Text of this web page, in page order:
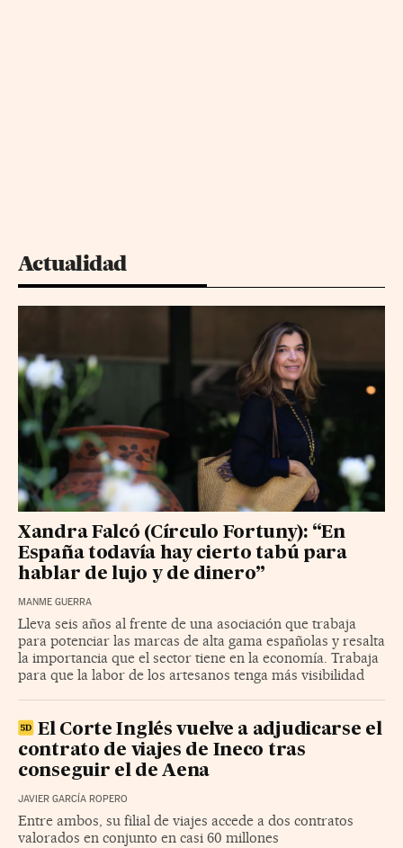
Actualidad
Xandra Falcó (Círculo Fortuny): “En
España todavía hay cierto tabú para
hablar de lujo y de dinero”
MANME GUERRA
Lleva seis años al frente de una asociación que trabaja
para potenciar las marcas de alta gama españolas y resalta
la importancia que el sector tiene en la economía. Trabaja
para que la labor de los artesanos tenga más visibilidad
El Corte Inglés vuelve a adjudicarse el
contrato de viajes de Ineco tras
conseguir el de Aena
JAVIER GARCÍA ROPERO
Entre ambos, su filial de viajes accede a dos contratos
valorados en conjunto en casi 60 millones